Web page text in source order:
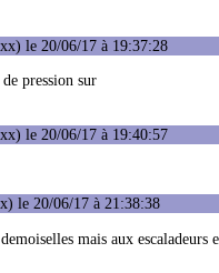
le 20/06/17 à 19:37:28
pression sur
le 20/06/17 à 19:40:57
le 20/06/17 à 21:38:38
mais aux